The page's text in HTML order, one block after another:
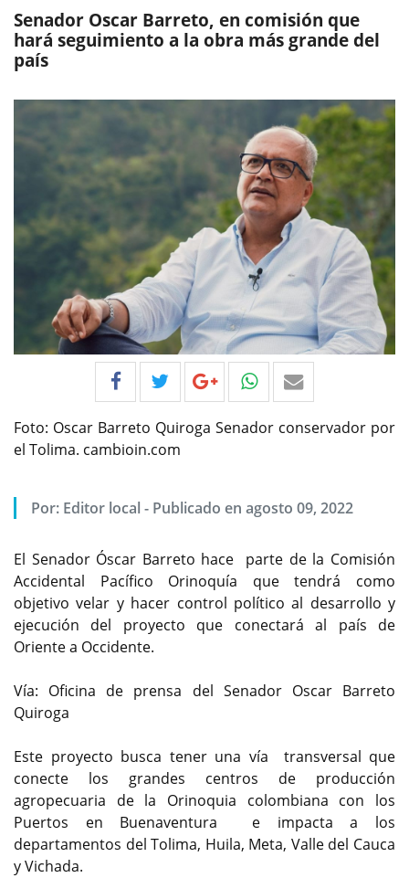
Senador Oscar Barreto, en comisión que
hará seguimiento a la obra más grande del
país
Foto: Oscar Barreto Quiroga Senador conservador por
el Tolima. cambioin.com
Por: Editor local - Publicado en agosto 09, 2022
El Senador Óscar Barreto hace parte de la Comisión
Accidental Pacífico Orinoquía que tendrá como
objetivo velar y hacer control político al desarrollo y
ejecución del proyecto que conectará al país de
Oriente a Occidente.
Vía: Oficina de prensa del Senador Oscar Barreto
Quiroga
Este proyecto busca tener una vía transversal que
conecte los grandes centros de producción
agropecuaria de la Orinoquia colombiana con los
Puertos en Buenaventura e impacta a los
departamentos del Tolima, Huila, Meta, Valle del Cauca
y Vichada.